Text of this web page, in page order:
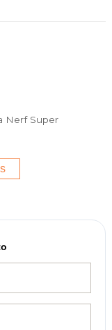
Nerf Super